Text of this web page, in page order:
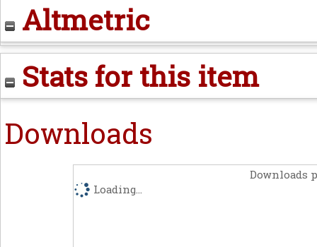
Altmetric
Stats for this item
Downloads
Downloads
Loading...